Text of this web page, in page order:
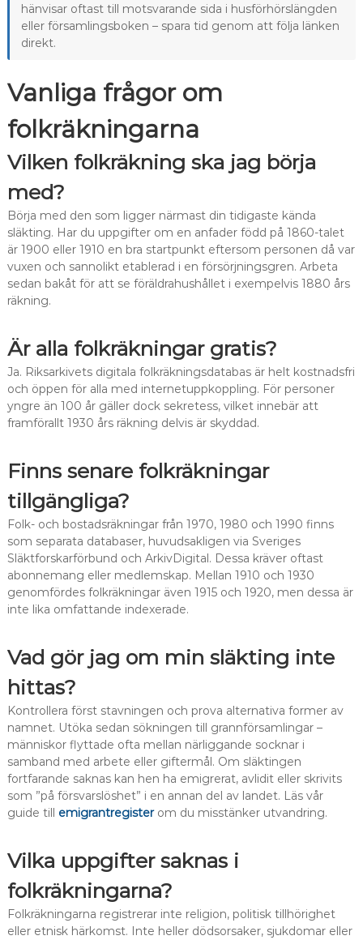
hänvisar oftast till motsvarande sida i husförhörslängden
eller församlingsboken – spara tid genom att följa länken
direkt.
Vanliga frågor om
folkräkningarna
Vilken folkräkning ska jag börja
med?
Börja med den som ligger närmast din tidigaste kända
släkting. Har du uppgifter om en anfader född på 1860-talet
är 1900 eller 1910 en bra startpunkt eftersom personen då var
vuxen och sannolikt etablerad i en försörjningsgren. Arbeta
sedan bakåt för att se föräldrahushållet i exempelvis 1880 års
räkning.
Är alla folkräkningar gratis?
Ja. Riksarkivets digitala folkräkningsdatabas är helt kostnadsfri
och öppen för alla med internetuppkoppling. För personer
yngre än 100 år gäller dock sekretess, vilket innebär att
framförallt 1930 års räkning delvis är skyddad.
Finns senare folkräkningar
tillgängliga?
Folk- och bostadsräkningar från 1970, 1980 och 1990 finns
som separata databaser, huvudsakligen via Sveriges
Släktforskarförbund och ArkivDigital. Dessa kräver oftast
abonnemang eller medlemskap. Mellan 1910 och 1930
genomfördes folkräkningar även 1915 och 1920, men dessa är
inte lika omfattande indexerade.
Vad gör jag om min släkting inte
hittas?
Kontrollera först stavningen och prova alternativa former av
namnet. Utöka sedan sökningen till grannförsamlingar –
människor flyttade ofta mellan närliggande socknar i
samband med arbete eller giftermål. Om släktingen
fortfarande saknas kan hen ha emigrerat, avlidit eller skrivits
som ”på försvarslöshet” i en annan del av landet. Läs vår
guide till emigrantregisterom du misstänker utvandring.
Vilka uppgifter saknas i
folkräkningarna?
Folkräkningarna registrerar inte religion, politisk tillhörighet
eller etnisk härkomst. Inte heller dödsorsaker, sjukdomar eller